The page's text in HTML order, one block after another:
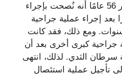
ساندرا لي البالغة من العمر 56 عامًا أنه نُصحت بإجراء
بعد إجراء عملية جراحية
ومع ذلك، فقد كانت
جراحية كبرى أخرى بعد أن
الثدي. لذلك، انتهى
تأجيل عملية استئصال